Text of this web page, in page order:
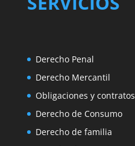
Derecho Penal
Derecho Mercantil
Obligaciones y contratos
Derecho de Consumo
Derecho de familia